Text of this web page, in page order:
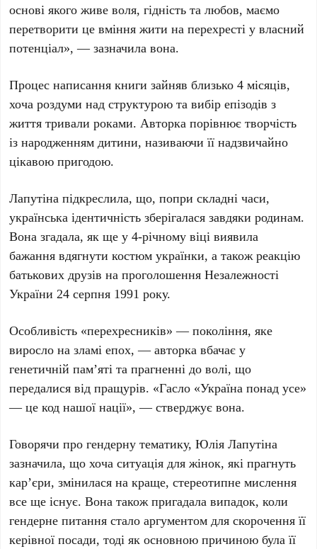
основі якого живе воля, гідність та любов, маємо
перетворити це вміння жити на перехресті у власний
потенціал», — зазначила вона.
Процес написання книги зайняв близько4 місяців,
хоча роздуми над структурою та вибір епізодів з
життя тривали роками. Авторка порівнює творчість
із народженням дитини, називаючи її надзвичайно
цікавою пригодою.
Лапутіна підкреслила, що, попри складні часи,
українська ідентичність зберігалася завдяки родинам.
Вона згадала, як ще у 4-річному віці виявила
бажання вдягнути костюм українки, а також реакцію
батькових друзів на проголошення Незалежності
України24 серпня 1991 року.
Особливість «перехресників» — покоління, яке
виросло на зламі епох, — авторка вбачає у
генетичній пам’яті та прагненні до волі, що
передалися від пращурів. «Гасло «Україна понад усе»
— це код нашої нації», — стверджує вона.
Говорячи про гендерну тематику, Юлія Лапутіна
зазначила, що хоча ситуація для жінок, які прагнуть
кар’єри, змінилася на краще, стереотипне мислення
все ще існує. Вона також пригадала випадок, коли
гендерне питання стало аргументом для скорочення її
керівної посади, тоді як основною причиною була її